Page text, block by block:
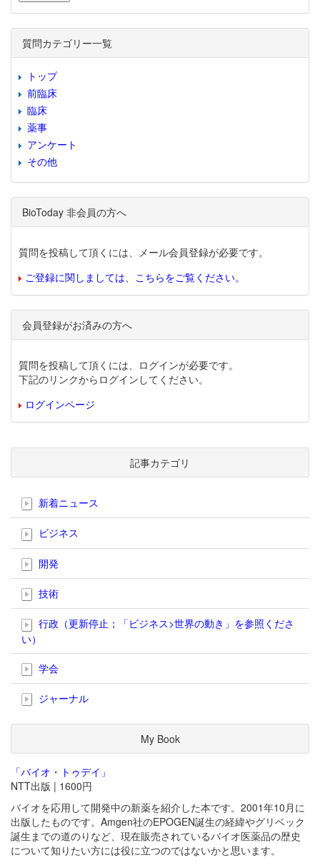
質問カテゴリー一覧
トップ
前臨床
臨床
薬事
アンケート
その他
BioToday 非会員の方へ
質問を投稿して頂くには、メール会員登録が必要です。
ご登録に関しましては、こちらをご覧ください。
会員登録がお済みの方へ
質問を投稿して頂くには、ログインが必要です。
下記のリンクからログインしてください。
ログインページ
記事カテゴリ
新着ニュース
ビジネス
開発
技術
行政（更新停止；「ビジネス>世界の動き」を参照くださ
い）
学会
ジャーナル
My Book
「バイオ・トゥデイ」
NTT出版 | 1600円
バイオを応用して開発中の新薬を紹介した本です。2001年10月に
出版したものです。Amgen社のEPOGEN誕生の経緯やグリベック
誕生までの道のりなど、現在販売されているバイオ医薬品の歴史
について知りたい方には役に立つのではないかと思います。